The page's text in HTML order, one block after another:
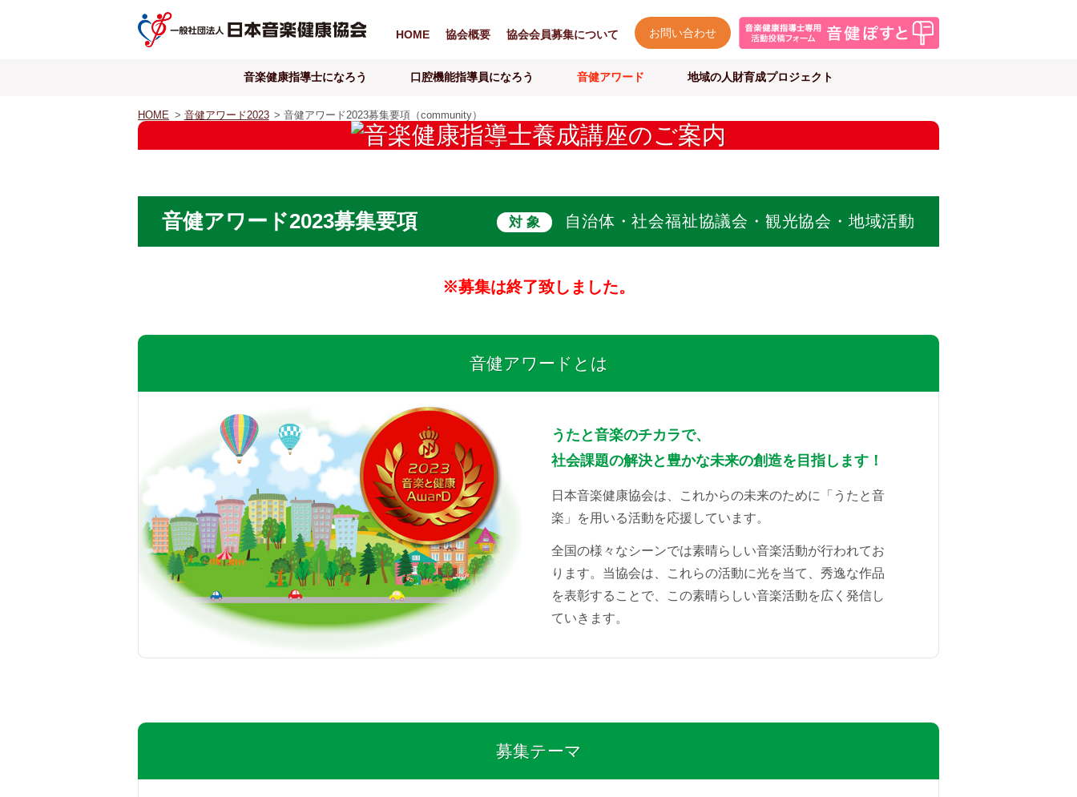
HOME 協会概要 協会会員募集について お問い合わせ
音楽健康指導士になろう 口腔機能指導員になろう 音健アワード 地域の人財育成プロジェクト
HOME > 音健アワード2023 > 音健アワード2023募集要項（community）
音健アワード2023募集要項 対 象 自治体・社会福祉協議会・観光協会・地域活動
※募集は終了致しました。
音健アワードとは
うたと音楽のチカラで、
社会課題の解決と豊かな未来の創造を目指します！
日本音楽健康協会は、これからの未来のために「うたと音
楽」を用いる活動を応援しています。
全国の様々なシーンでは素晴らしい音楽活動が行われてお
ります。当協会は、これらの活動に光を当て、秀逸な作品
を表彰することで、この素晴らしい音楽活動を広く発信し
ていきます。
募集テーマ